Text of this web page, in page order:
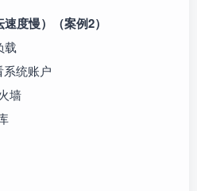
度慢）（案例2）
载
统账户
墙